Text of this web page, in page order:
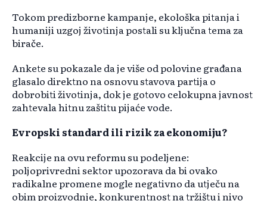
Tokom predizborne kampanje, ekološka pitanja i
humaniji uzgoj životinja postali su ključna tema za
birače.
Ankete su pokazale da je više od polovine građana
glasalo direktno na osnovu stavova partija o
dobrobiti životinja, dok je gotovo celokupna javnost
zahtevala hitnu zaštitu pijaće vode.
Evropski standard ili rizik za ekonomiju?
Reakcije na ovu reformu su podeljene:
poljoprivredni sektor upozorava da bi ovako
radikalne promene mogle negativno da utječu na
obim proizvodnje, konkurentnost na tržištu i nivo